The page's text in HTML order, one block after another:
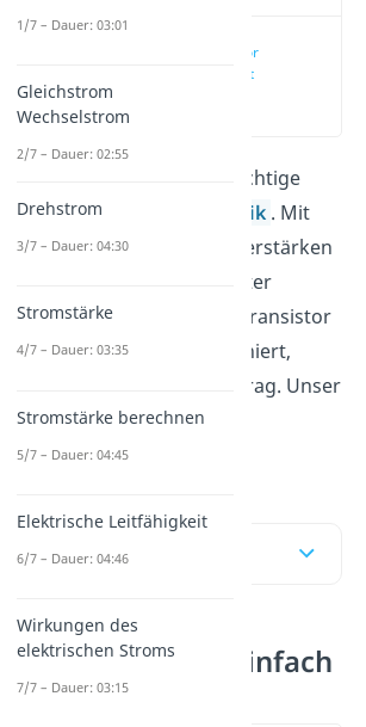
NPN Transistor
einfach erklärt
sind wichtige
Bauteile der Elektrotechnik . Mit
ihnen kannst du Ströme verstärken
oder sie als ON/OFF-Schalter
verwenden. Wie ein NPN Transistor
aufgebaut ist und funktioniert,
erfährst du in diesem Beitrag. Unser
Videodazu erklärt dir das
Wichtigste in kurzer Zeit.
Inhaltsübersicht
NPN Transistor einfach
erklärt
1/7 – Dauer: 03:01
Gleichstrom
Wechselstrom
2/7 – Dauer: 02:55
Drehstrom
3/7 – Dauer: 04:30
Stromstärke
4/7 – Dauer: 03:35
Stromstärke berechnen
5/7 – Dauer: 04:45
Elektrische Leitfähigkeit
6/7 – Dauer: 04:46
Wirkungen des
elektrischen Stroms
7/7 – Dauer: 03:15